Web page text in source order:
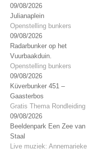
09/08/2026
Julianaplein
Openstelling bunkers
09/08/2026
Radarbunker op het
Vuurbaakduin.
Openstelling bunkers
09/08/2026
Küverbunker 451 –
Gaasterbos
Gratis Thema Rondleiding
09/08/2026
Beeldenpark Een Zee van
Staal
Live muziek: Annemarieke